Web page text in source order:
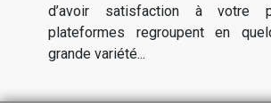
d’avoir satisfaction à votre
plateformes regroupent en
grande variété...